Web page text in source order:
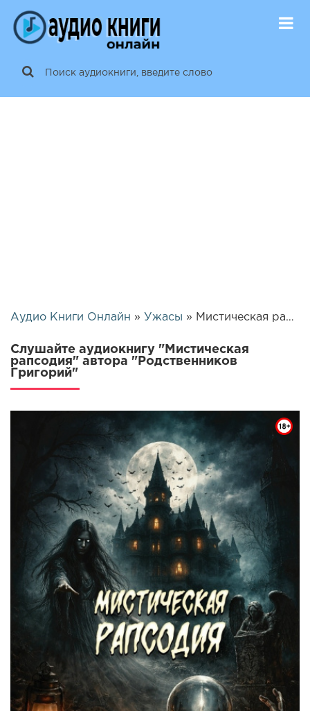
Аудио Книги Онлайн » Ужасы » Мистическая рапсодия | 25928
Слушайте аудиокнигу "Мистическая
рапсодия" автора "Родственников
Григорий"